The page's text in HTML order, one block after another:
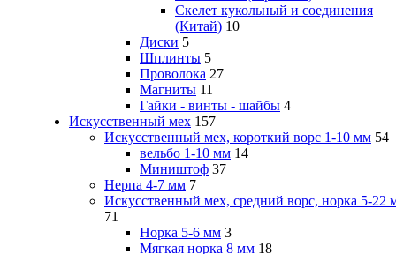
Скелет кукольный и соединения
(Китай) 10
Диски 5
Шплинты 5
Проволока 27
Магниты 11
Гайки - винты - шайбы 4
Искусственный мех 157
Искусственный мех, короткий ворс 1-10 мм 54
вельбо 1-10 мм 14
Миништоф 37
Нерпа 4-7 мм 7
Искусственный мех, средний ворс, норка 5-22
71
Норка 5-6 мм 3
Мягкая норка 8 мм 18